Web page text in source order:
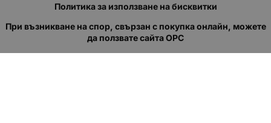
Политика за използване на бисквитки
При възникване на спор, свързан с покупка онлайн, можете
да ползвате сайта ОРС